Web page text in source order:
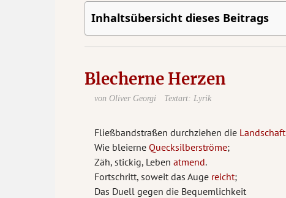
Inhaltsübersicht dieses Beitrags
Blecherne Herzen
von Oliver Georgi Textart: Lyrik
Fließbandstraßen durchziehen die Landschaft
Wie bleierne Quecksilberströme;
Zäh, stickig, Leben atmend.
Fortschritt, soweit das Auge reicht;
Das Duell gegen die Bequemlichkeit